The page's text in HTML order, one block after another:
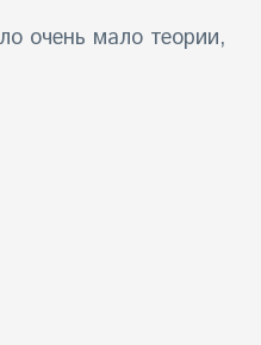
очень мало теории,